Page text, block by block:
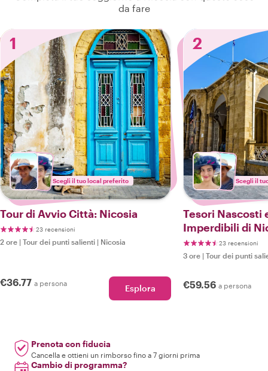
da fare
1
Scegli il tuo local preferito
Tour di Avvio Città: Nicosia
23 recensioni
2 ore | Tour dei punti salienti | Nicosia
€36.77 a persona Esplora
2
Scegli il
Tesori Nascosti
Imperdibili di
23 recensioni
3 ore | Tour dei punti
€59.56 a persona
Prenota con fiducia
Cancella e ottieni un rimborso fino a 7 giorni prima
Cambio di programma?